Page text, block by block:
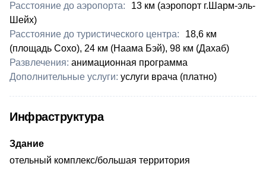
Расстояние до аэропорта:
13 км (аэропорт г.Шарм-эль-
Шейх)
Расстояние до туристического центра:
18,6 км
(площадь Сохо), 24 км (Наама Бэй), ​98 км (Дахаб)
Развлечения: анимационная программа
Дополнительные услуги: ​услуги врача (платно)
Инфраструктура
Здание
отельный комплекс/большая территория